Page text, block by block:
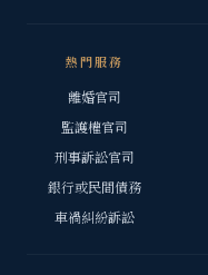
熱門服務
離婚官司
監護權官司
刑事訴訟官司
銀行或民間債務
車禍糾紛訴訟